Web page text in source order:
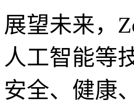
展望未来，
人工智能等
安全、健康